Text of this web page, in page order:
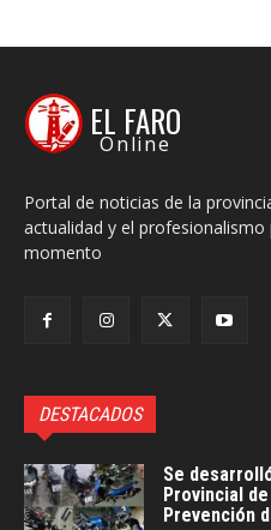
EL FARO
Online
Portal de noticias de la
actualidad y el
momento
DESTACADOS
Se
Provincial
Prevención